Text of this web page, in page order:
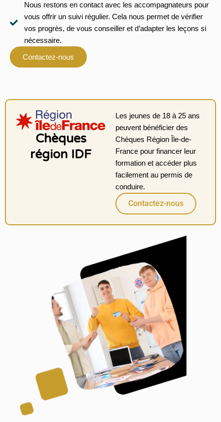
Nous restons en contact avec les accompagnateurs pour
vous offrir un suivi régulier. Cela nous permet de vérifier
vos progrès, de vous conseiller et d’adapter les leçons si
nécessaire.
Contactez-nous
Chèques
région IDF
Les jeunes de 18 à 25 ans
peuvent bénéficier des
Chèques Région Île-de-
France pour financer leur
formation et accéder plus
facilement au permis de
conduire.
Contactez-nous